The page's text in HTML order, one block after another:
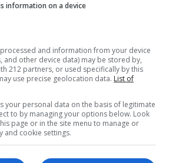
information on a device
and information from your device
and other device data) may be stored by,
212 partners, or used specifically by this
use precise geolocation data. List of
your personal data on the basis of legitimate
to by managing your options below. Look
page or in the site menu to manage or
and cookie settings.